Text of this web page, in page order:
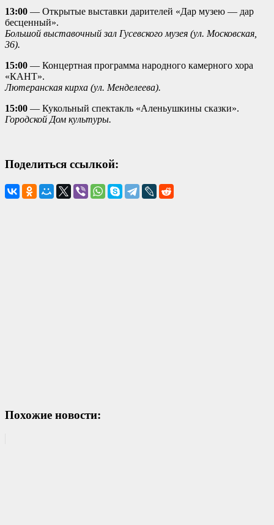
13:00 — Открытые выставки дарителей «Дар музею — дар
бесценный».
Большой выставочный зал Гусевского музея (ул. Московская,
36).
15:00 — Концертная программа народного камерного хора
«КАНТ».
Лютеранская кирха (ул. Менделеева).
15:00 — Кукольный спектакль «Аленьушкины сказки».
Городской Дом культуры.
Поделиться ссылкой:
Похожие новости: